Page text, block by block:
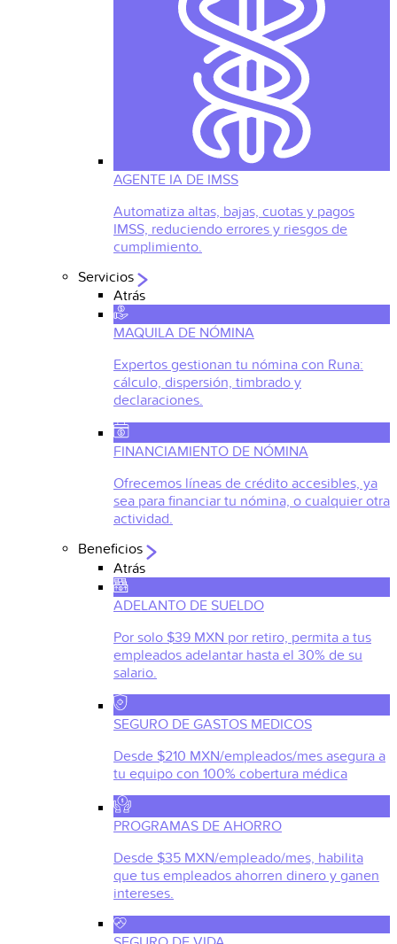
AGENTE IA DE IMSS
Automatiza altas, bajas, cuotas y pagos
IMSS, reduciendo errores y riesgos de
cumplimiento.
Servicios
Atrás
MAQUILA DE NÓMINA
Expertos gestionan tu nómina con Runa:
cálculo, dispersión, timbrado y
declaraciones.
FINANCIAMIENTO DE NÓMINA
Ofrecemos líneas de crédito accesibles, ya
sea para financiar tu nómina, o cualquier otra
actividad.
Beneficios
Atrás
ADELANTO DE SUELDO
Por solo $39 MXN por retiro, permita a tus
empleados adelantar hasta el 30% de su
salario.
SEGURO DE GASTOS MEDICOS
Desde $210 MXN/empleados/mes asegura a
tu equipo con 100% cobertura médica
PROGRAMAS DE AHORRO
Desde $35 MXN/empleado/mes, habilita
que tus empleados ahorren dinero y ganen
intereses.